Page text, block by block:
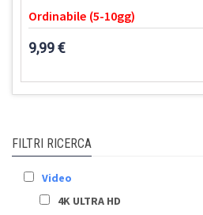
Ordinabile (5-10gg)
9,99 €
FILTRI RICERCA
Video
4K ULTRA HD